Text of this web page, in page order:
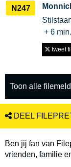
N247
+ 6 min.
tweet
Toon alle
DEEL
Ben jij fan van
vrienden, familie